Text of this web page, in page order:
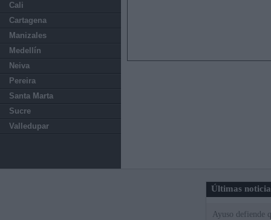
Cali
Cartagena
Manizales
Medellín
Neiva
Pereira
Santa Marta
Sucre
Valledupar
Últimas
Ayuso defiende